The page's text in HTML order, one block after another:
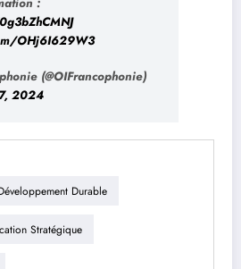
OHj6I629W3
(@OIFrancophonie)
2024
Durable
Stratégique